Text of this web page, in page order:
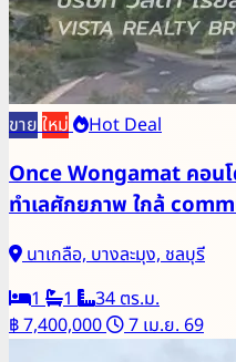
ขาย ใหม่ Hot Deal
Once Wongamat คอน
ทำเลศักยภาพ ใกล้
นาเกลือ, บางละมุง, ชลบุรี
1
1
34 ตร.ม.
฿ 7,400,000
7 เม.ย. 69